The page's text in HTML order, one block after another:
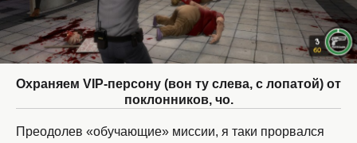
Охраняем VIP-персону (вон ту слева, с лопатой) от
поклонников, чо.
Преодолев «обучающие» миссии, я таки прорвался